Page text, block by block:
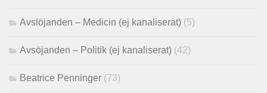
Avslöjanden – Medicin (ej kanaliserat) (5)
Avsöjanden – Politik (ej kanaliserat) (42)
Beatrice Penninger (73)